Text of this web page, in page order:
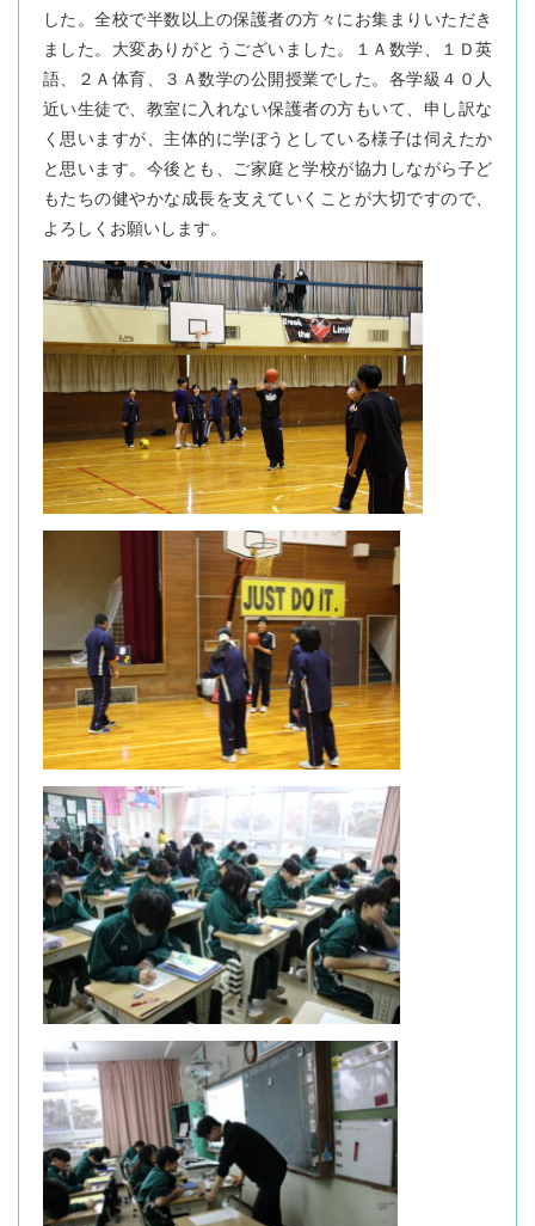
した。全校で半数以上の保護者の方々にお集まりいただき
ました。大変ありがとうございました。１Ａ数学、１Ｄ英
語、２Ａ体育、３Ａ数学の公開授業でした。各学級４０人
近い生徒で、教室に入れない保護者の方もいて、申し訳な
く思いますが、主体的に学ぼうとしている様子は伺えたか
と思います。今後とも、ご家庭と学校が協力しながら子ど
もたちの健やかな成長を支えていくことが大切ですので、
よろしくお願いします。